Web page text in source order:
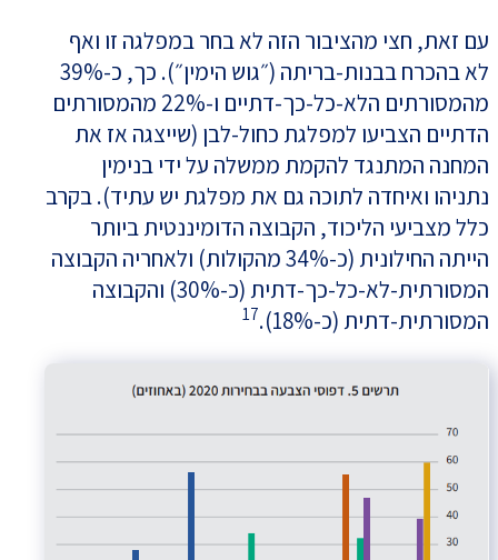
עם זאת, חצי מהציבור הזה לא בחר במפלגה זו ואף
לא בהכרח בבנות-בריתה (״גוש הימין״). כך, כ-39%
מהמסורתים הלא-כל-כך-דתיים ו-22% מהמסורתים
הדתיים הצביעו למפלגת כחול-לבן (שייצגה אז את
המחנה המתנגד להקמת ממשלה על ידי בנימין
נתניהו ואיחדה לתוכה גם את מפלגת יש עתיד). בקרב
כלל מצביעי הליכוד, הקבוצה הדומיננטית ביותר
הייתה החילונית (כ-34% מהקולות) ולאחריה הקבוצה
המסורתית-לא-כל-כך-דתית (כ-30%) והקבוצה
המסורתית-דתית (כ-18%).
17